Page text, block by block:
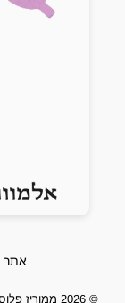
אתר
© 2026 ממוריז פלוס - כל הזכויות שמורות